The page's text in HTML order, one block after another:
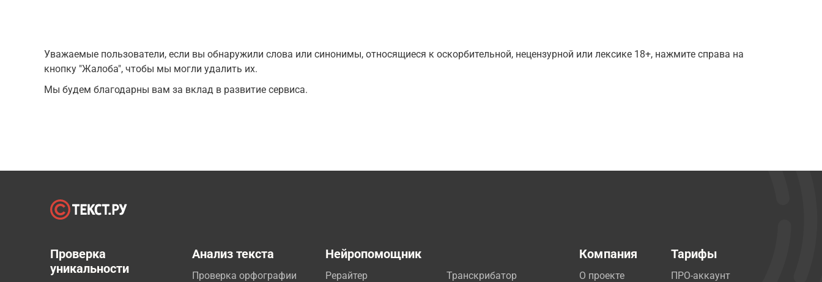
Уважаемые пользователи, если вы обнаружили слова или синонимы, относящиеся к оскорбительной, нецензурной или лексике 18+, нажмите справа на
кнопку "Жалоба", чтобы мы могли удалить их.
Мы будем благодарны вам за вклад в развитие сервиса.
Проверка
уникальности
Анализ текста
Проверка орфографии
Нейропомощник
Рерайтер
Транскрибатор
Компания
О проекте
Тарифы
ПРО-аккаунт